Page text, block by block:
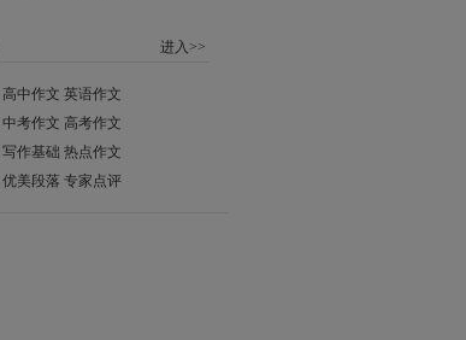
进入>>
高中作文 英语作文
中考作文 高考作文
写作基础 热点作文
优美段落 专家点评